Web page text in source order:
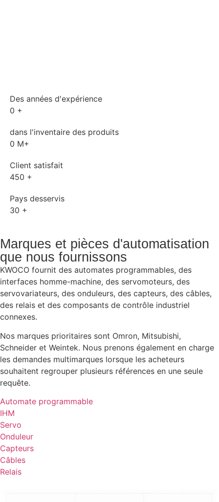
Des années d'expérience
0 +
dans l'inventaire des produits
0 M+
Client satisfait
450 +
Pays desservis
30 +
Marques et pièces d'automatisation
que nous fournissons
KWOCO fournit des automates programmables, des
interfaces homme-machine, des servomoteurs, des
servovariateurs, des onduleurs, des capteurs, des câbles,
des relais et des composants de contrôle industriel
connexes.
Nos marques prioritaires sont Omron, Mitsubishi,
Schneider et Weintek. Nous prenons également en charge
les demandes multimarques lorsque les acheteurs
souhaitent regrouper plusieurs références en une seule
requête.
Automate programmable
IHM
Servo
Onduleur
Capteurs
Câbles
Relais